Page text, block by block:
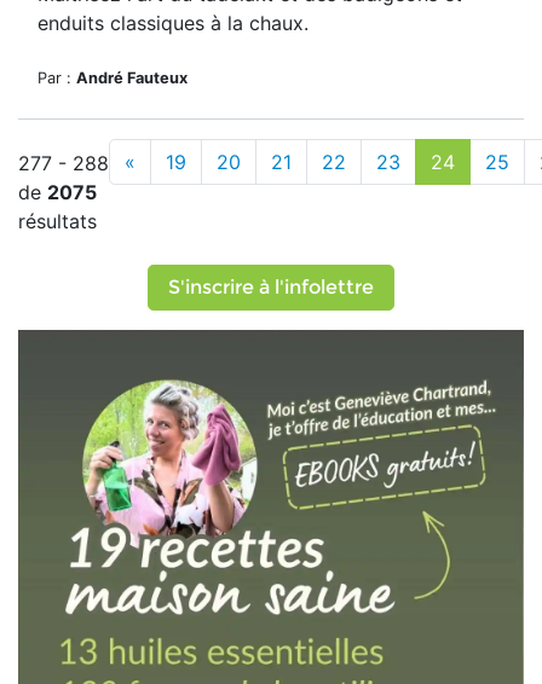
enduits classiques à la chaux.
Par : André Fauteux
277 - 288
de 2075
résultats
« 19 20 21 22 23 24 25
S'inscrire à l'infolettre